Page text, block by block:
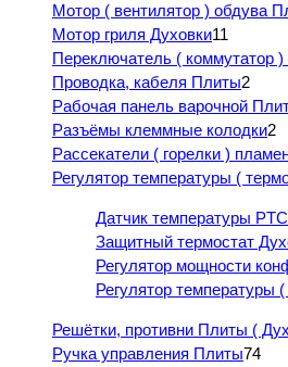
Мотор ( вентилятор ) обдува
Мотор гриля Духовки11
Переключатель ( коммутатор
Проводка, кабеля Плиты2
Рабочая панель варочной
Разъёмы клеммные колодки2
Рассекатели ( горелки )
Регулятор температуры (
Датчик температуры PTC
Защитный термостат
Регулятор мощности
Регулятор температуры
Решётки, противни Плиты (
Ручка управления Плиты74